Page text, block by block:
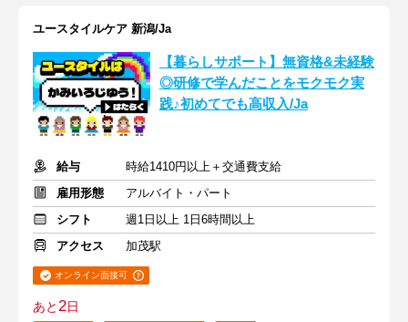
ユースタイルケア 新潟/Ja
【暮らしサポート】無資格&未経験
◎研修で学んだことをモクモク実
践♪初めてでも高収入/Ja
給与
時給1410円以上＋交通費支給
雇用形態
アルバイト・パート
シフト
週1日以上 1日6時間以上
アクセス
加茂駅
オンライン面接可
あと2日